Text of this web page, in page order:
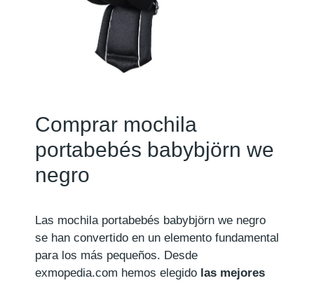
Comprar mochila
portabebés babybjörn we
negro
Las mochila portabebés babybjörn we negro
se han convertido en un elemento fundamental
para los más pequeños. Desde
exmopedia.com hemos elegido las mejores